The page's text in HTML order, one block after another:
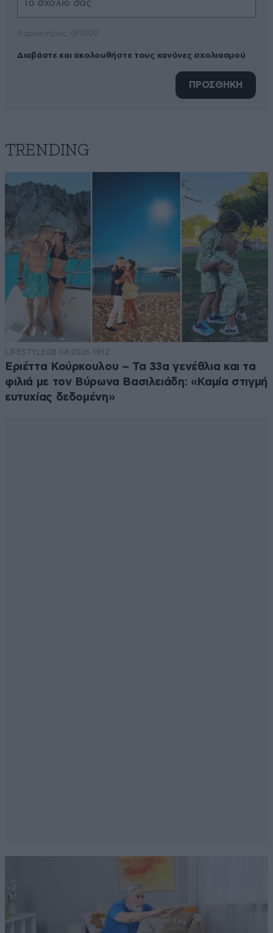
Διαβάστε και ακολουθήστε τους κανόνες σχολιασμού
ΠΡΟΣΘΗΚΗ
TRENDING
LIFESTYLE08·08·2026 19:12
Εριέττα Κούρκουλου – Τα 33α γενέθλια και τα
φιλιά με τον Βύρωνα Βασιλειάδη: «Καμία στιγμή
ευτυχίας δεδομένη»